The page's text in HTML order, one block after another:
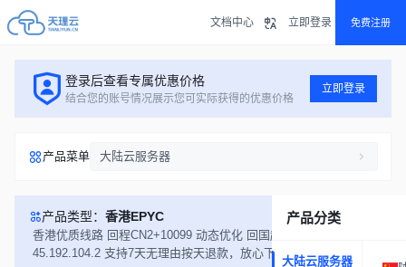
文档中心 立即登录 免费注册
登录后查看专属优惠价格
结合您的账号情况展示您可实际获得的优惠价格
立即登录
产品菜单 大陆云服务器
产品分类
大陆云服务器
产品类型： 香港EPYC
香港优质线路 回程CN2+10099 动态优化 回国超低延迟 测试IP:
45.192.104.2 支持7天无理由按天退款，放心下单